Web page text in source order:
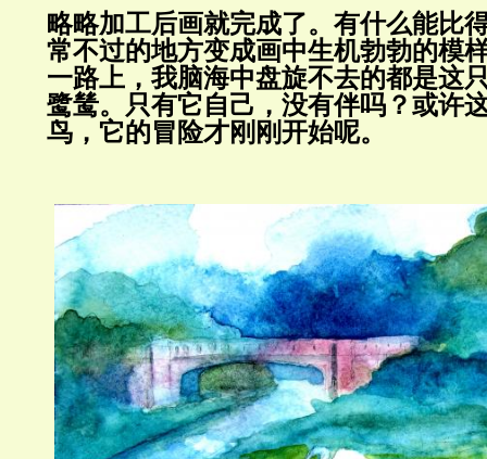
略略加工后画就完成了。有什么能比
常不过的地方变成画中生机勃勃的模
一路上，我脑海中盘旋不去的都是这
鹭鸶。只有它自己，没有伴吗？或许
鸟，它的冒险才刚刚开始呢。